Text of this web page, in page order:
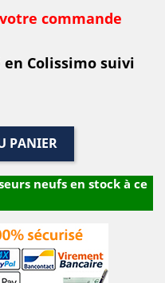
commande
Colissimo suivi
PANIER
neufs en stock à ce